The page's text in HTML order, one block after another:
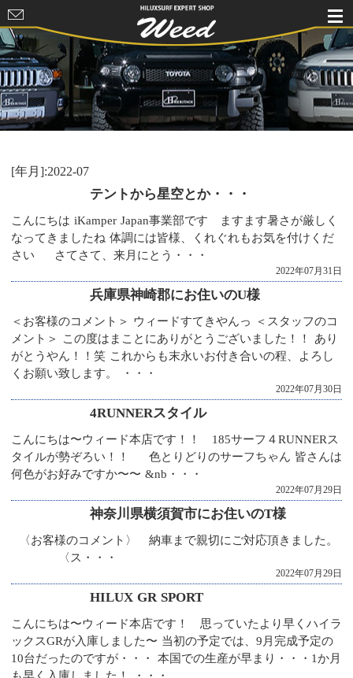
HILUXSURF
EXPERT
SHOP Weed
[年月]:2022-07
テントから星空とか・・・
こんにちは iKamper Japan事業部です ますます暑さが厳しく
なってきましたね 体調には皆様、くれぐれもお気を付けくだ
さい さてさて、来月にとう・・・
2022年07月31日
兵庫県神崎郡にお住いのU様
＜お客様のコメント＞ ウィードすてきやんっ ＜スタッフのコ
メント＞ この度はまことにありがとうございました！！ あり
がとうやん！！笑 これからも末永いお付き合いの程、よろし
くお願い致します。 ・・・
2022年07月30日
4RUNNERスタイル
こんにちは〜ウィード本店です！！ 185サーフ４RUNNERス
タイルが勢ぞろい！！ 色とりどりのサーフちゃん 皆さんは
何色がお好みですか〜〜 &nb・・・
2022年07月29日
神奈川県横須賀市にお住いのT様
〈お客様のコメント〉 納車まで親切にご対応頂きました。
〈ス・・・
2022年07月29日
HILUX GR SPORT
こんにちは〜ウィード本店です！ 思っていたより早くハイラ
ックスGRが入庫しました〜 当初の予定では、9月完成予定の
10台だったのですが・・・ 本国での生産が早まり・・・1か月